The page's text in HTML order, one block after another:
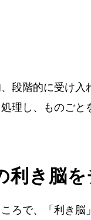
段階的に受け
理し、ものごと
利き脳を
ろで、「利き